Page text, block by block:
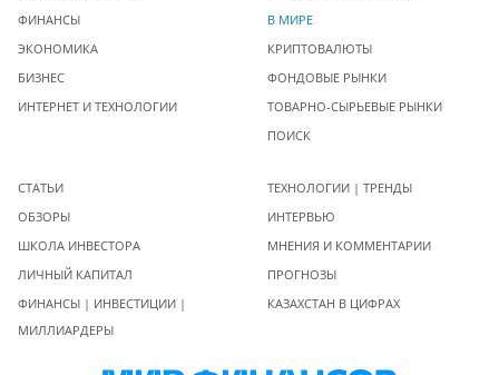
ФИНАНСЫ
ЭКОНОМИКА
БИЗНЕС
ИНТЕРНЕТ И ТЕХНОЛОГИИ
В МИРЕ
КРИПТОВАЛЮТЫ
ФОНДОВЫЕ РЫНКИ
ТОВАРНО-СЫРЬЕВЫЕ РЫНКИ
ПОИСК
СТАТЬИ
ОБЗОРЫ
ШКОЛА ИНВЕСТОРА
ЛИЧНЫЙ КАПИТАЛ
ФИНАНСЫ | ИНВЕСТИЦИИ |
МИЛЛИАРДЕРЫ
ТЕХНОЛОГИИ | ТРЕНДЫ
ИНТЕРВЬЮ
МНЕНИЯ И КОММЕНТАРИИ
ПРОГНОЗЫ
КАЗАХСТАН В ЦИФРАХ